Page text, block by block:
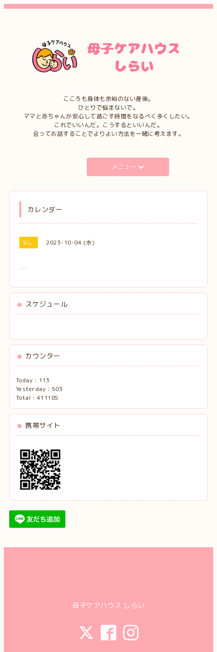
こころも身体も余裕のない産後。
ひとりで悩まないで。
ママと赤ちゃんが安心して過ごす時間をなるべく多くしたい。
これでいいんだ。こうするといいんだ。
会ってお話することでよりよい方法を一緒に考えます。
メニュー
カレンダー
なし 2023-10-04 (水)
スケジュール
カウンター
Today : 113
Yesterday : 503
Total : 411185
携帯サイト
母子ケアハウス しらい